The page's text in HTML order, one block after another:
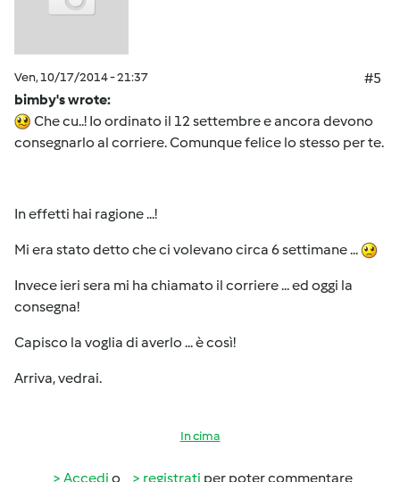
Ven, 10/17/2014 - 21:37
#5
bimby's wrote:
Che cu..! Io ordinato il 12 settembre e ancora devono
consegnarlo al corriere. Comunque felice lo stesso per te.
In effetti hai ragione ...!
Mi era stato detto che ci volevano circa 6 settimane ...
Invece ieri sera mi ha chiamato il corriere ... ed oggi la
consegna!
Capisco la voglia di averlo ... è così!
Arriva, vedrai.
In cima
Accedi o registrati per poter commentare